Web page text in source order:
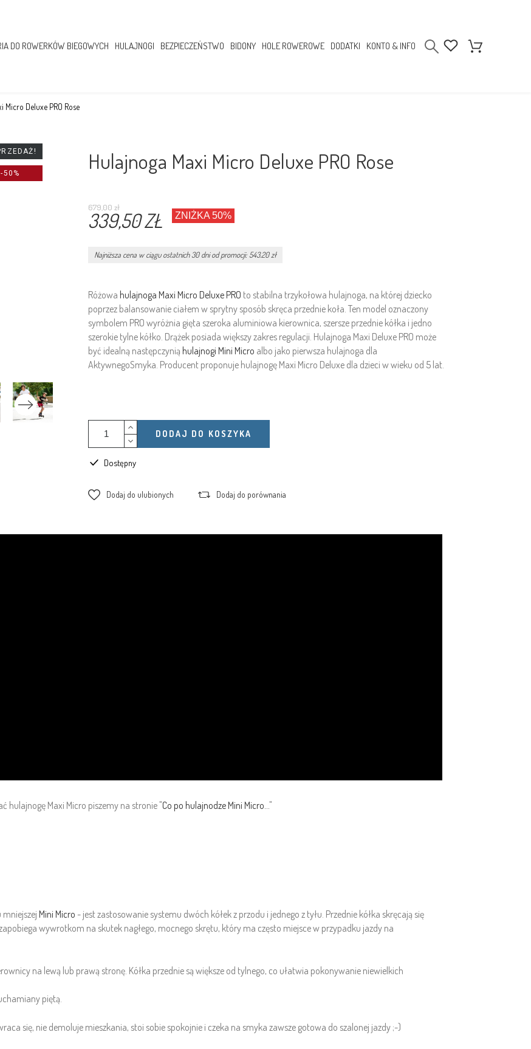
DO ROWERKÓW BIEGOWYCH HULAJNOGI BEZPIECZEŃSTWO BIDONY HOLE ROWEROWE DODATKI KONTO & INFO
Micro Deluxe PRO Rose
-50% Hulajnoga Maxi Micro Deluxe PRO Rose
679,00 zł
339,50 ZŁ ZNIŻKA 50%
Najniższa cena w ciągu ostatnich 30 dni od promocji: 543.20 zł
Różowa hulajnoga Maxi Micro Deluxe PRO to stabilna trzykołowa hulajnoga, na której dziecko
poprzez balansowanie ciałem w sprytny sposób skręca przednie koła. Ten model oznaczony
symbolem PRO wyróżnia gięta szeroka aluminiowa kierownica, szersze przednie kółka i jedno
szerokie tylne kółko. Drążek posiada większy zakres regulacji. Hulajnoga Maxi Deluxe PRO może
być idealną następczynią hulajnogi Mini Micro albo jako pierwsza hulajnoga dla
AktywnegoSmyka. Producent proponuje hulajnogę Maxi Micro Deluxe dla dzieci w wieku od 5 lat.
DODAJ DO KOSZYKA
Dostępny
Dodaj do ulubionych Dodaj do porównania
hulajnogę Maxi Micro piszemy na stronie "Co po hulajnodze Mini Micro..."
mniejszej Mini Micro - jest zastosowanie systemu dwóch kółek z przodu i jednego z tyłu. Przednie kółka skręcają się
wywrotkom na skutek nagłego, mocnego skrętu, który ma często miejsce w przypadku jazdy na
na lewą lub prawą stronę. Kółka przednie są większe od tylnego, co ułatwia pokonywanie niewielkich
piętą.
się, nie demoluje mieszkania, stoi sobie spokojnie i czeka na smyka zawsze gotowa do szalonej jazdy ;-)